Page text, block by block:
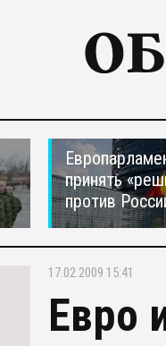
принять
против
17.02.2009 15:41
Евро